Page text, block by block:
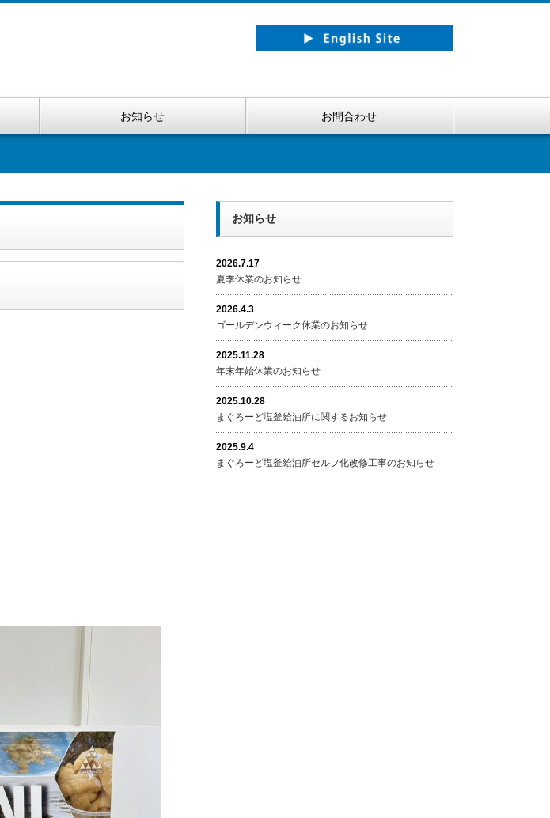
お知らせ お問合わせ
お知らせ
2026.7.17
夏季休業のお知らせ
2026.4.3
ゴールデンウィーク休業のお知らせ
2025.11.28
年末年始休業のお知らせ
2025.10.28
まぐろーど塩釜給油所に関するお知らせ
2025.9.4
まぐろーど塩釜給油所セルフ化改修工事のお知らせ